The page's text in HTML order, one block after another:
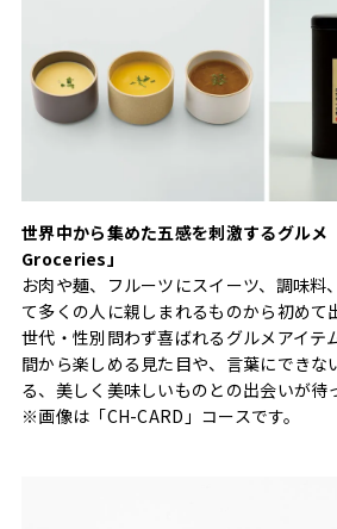
世界中から集めた五感を刺激するグル
Groceries」
お肉や麺、フルーツにスイーツ、調味料
て多くの人に親しまれるものから初めて
世代・性別問わず喜ばれるグルメアイテ
間から楽しめる見た目や、言葉にできな
る、美しく美味しいものとの出会いが待
※画像は「CH-CARD」コースです。